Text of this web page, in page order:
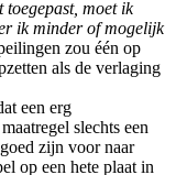
toegepast, moet ik
ik minder of mogelijk
zou één op
als de verlaging
een erg
slechts een
zijn voor naar
op een hete plaat in